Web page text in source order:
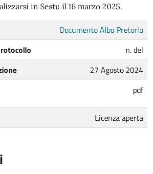
in Sestu il 16 marzo 2025.
Documento Albo Pretorio
n. del
27 Agosto 2024
pdf
Licenza aperta